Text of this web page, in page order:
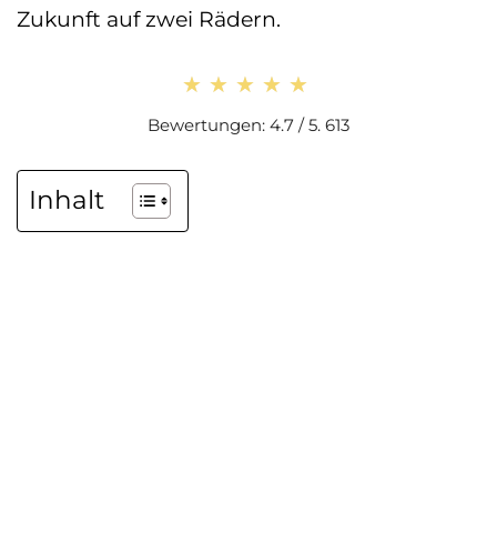
Zukunft auf zwei Rädern.
★★★★★
★★★★★
Bewertungen: 4.7 / 5. 613
Inhalt